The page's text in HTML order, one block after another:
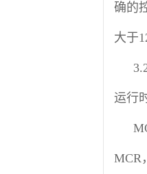
确的
大于
运行
MCR